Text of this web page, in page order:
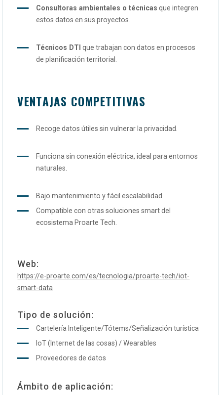
Consultoras ambientales o técnicas que integren
estos datos en sus proyectos.
Técnicos DTI que trabajan con datos en procesos
de planificación territorial.
VENTAJAS COMPETITIVAS
Recoge datos útiles sin vulnerar la privacidad.
Funciona sin conexión eléctrica, ideal para entornos
naturales.
Bajo mantenimiento y fácil escalabilidad.
Compatible con otras soluciones smart del
ecosistema Proarte Tech.
Web:
https://e-proarte.com/es/tecnologia/proarte-tech/iot-
smart-data
Tipo de solución:
Cartelería Inteligente/Tótems/Señalización turística
IoT (Internet de las cosas) / Wearables
Proveedores de datos
Ámbito de aplicación: